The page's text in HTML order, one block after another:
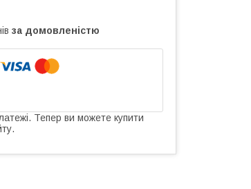
за домовленістю
Тепер ви можете купити